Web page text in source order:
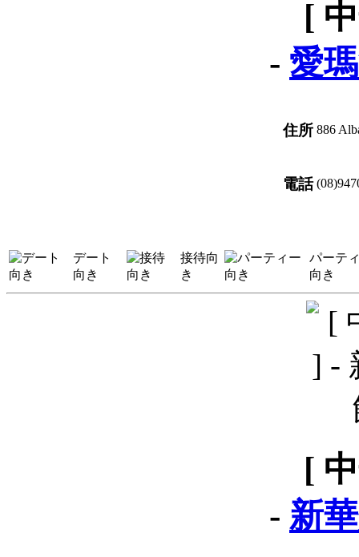
[
- 愛
住所 886
電話
デート
向き
接待向
き
パーテ
向き
[
- 新